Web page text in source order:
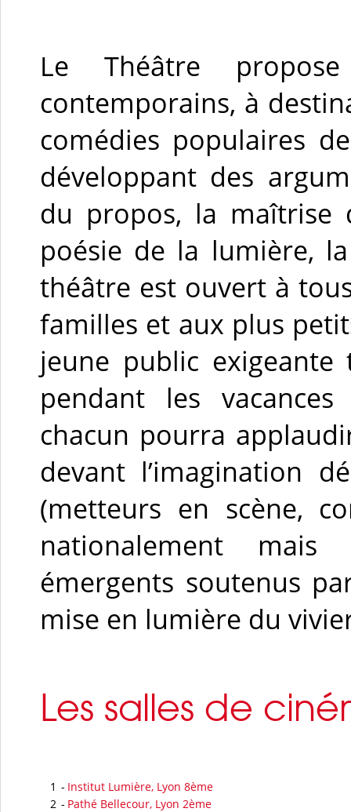
Le Théâtre
contemporains, à
comédies populaires
développant des
du propos, la maîtrise
poésie de la lumière,
théâtre est ouvert à
familles et aux plus
jeune public exigeante
pendant les
chacun pourra
devant l’imagination
(metteurs en scène,
nationalement
émergents soutenus
mise en lumière du
Les salles de
1 - Institut Lumière, Lyon 8ème
2 - Pathé Bellecour, Lyon 2ème